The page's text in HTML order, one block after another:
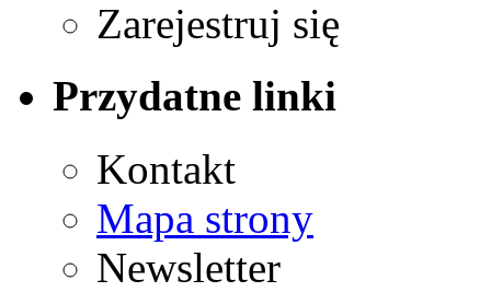
Zarejestruj się
Przydatne linki
Kontakt
Mapa strony
Newsletter